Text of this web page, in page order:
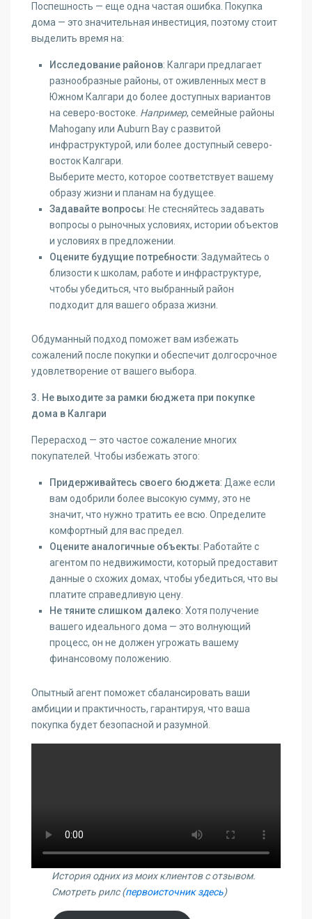
Поспешность — еще одна частая ошибка. Покупка
дома — это значительная инвестиция, поэтому стоит
выделить время на:
Исследование районов: Калгари предлагает
разнообразные районы, от оживленных мест в
Южном Калгари до более доступных вариантов
на северо-востоке. Например, семейные районы
Mahogany или Auburn Bay с развитой
инфраструктурой, или более доступный северо-
восток Калгари.
Выберите место, которое соответствует вашему
образу жизни и планам на будущее.
Задавайте вопросы: Не стесняйтесь задавать
вопросы о рыночных условиях, истории объектов
и условиях в предложении.
Оцените будущие потребности: Задумайтесь о
близости к школам, работе и инфраструктуре,
чтобы убедиться, что выбранный район
подходит для вашего образа жизни.
Обдуманный подход поможет вам избежать
сожалений после покупки и обеспечит долгосрочное
удовлетворение от вашего выбора.
3. Не выходите за рамки бюджета при покупке
дома в Калгари
Перерасход — это частое сожаление многих
покупателей. Чтобы избежать этого:
Придерживайтесь своего бюджета: Даже если
вам одобрили более высокую сумму, это не
значит, что нужно тратить ее всю. Определите
комфортный для вас предел.
Оцените аналогичные объекты: Работайте с
агентом по недвижимости, который предоставит
данные о схожих домах, чтобы убедиться, что вы
платите справедливую цену.
Не тяните слишком далеко: Хотя получение
вашего идеального дома — это волнующий
процесс, он не должен угрожать вашему
финансовому положению.
Опытный агент поможет сбалансировать ваши
амбиции и практичность, гарантируя, что ваша
покупка будет безопасной и разумной.
История одних из моих клиентов с отзывом.
Смотреть рилс (первоисточник здесь)